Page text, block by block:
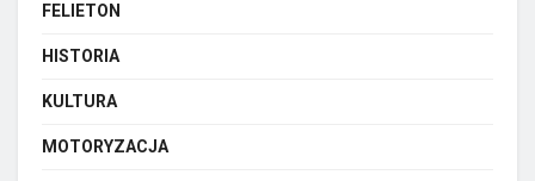
FELIETON
HISTORIA
KULTURA
MOTORYZACJA